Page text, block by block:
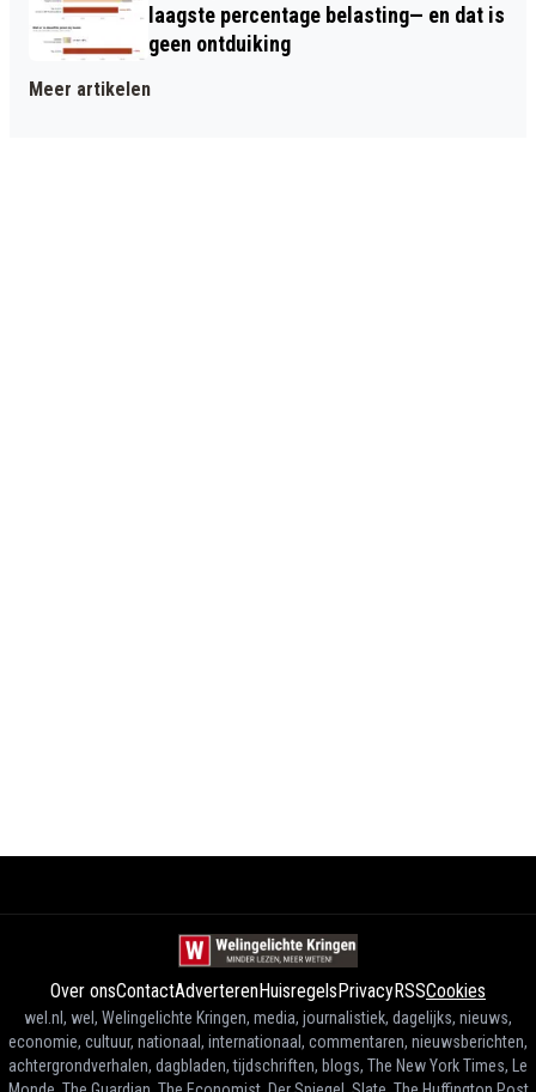
laagste percentage belasting— en dat is
geen ontduiking
Meer artikelen
Over onsContactAdverterenHuisregelsPrivacyRSSCookies
wel.nl, wel, Welingelichte Kringen, media, journalistiek, dagelijks, nieuws,
economie, cultuur, nationaal, internationaal, commentaren, nieuwsberichten,
achtergrondverhalen, dagbladen, tijdschriften, blogs, The New York Times, Le